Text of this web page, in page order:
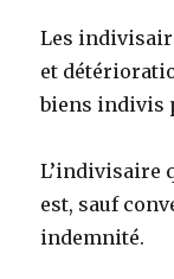
Les
et
biens indivis
L’indivisaire
est, sauf
indemnité.